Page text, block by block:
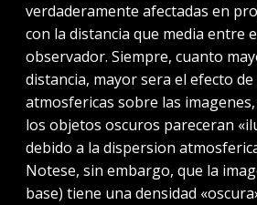
verdaderamente afectadas en
con la distancia que media entre
observador. Siempre, cuanto
distancia, mayor sera el efecto
atmosfericas sobre las
los objetos oscuros pareceran
debido a la dispersion
Notese, sin embargo, que la
base) tiene una densidad